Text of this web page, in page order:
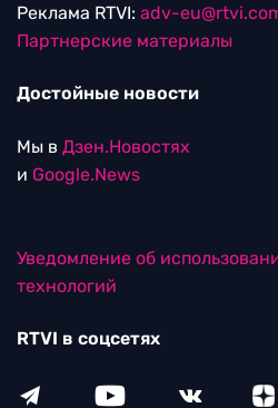
Реклама RTVI: adv-
Партнерские материалы
Достойные новости
Мы в Дзен.Новостях
и Google.News
Уведомление об
технологий
RTVI в соцсетях